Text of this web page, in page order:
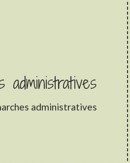
administratives
administratives